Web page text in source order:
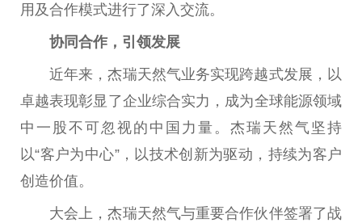
用及合作模式进行了深入交流。
协同合作，引领发展
近年来，杰瑞天然气业务实现跨越式发展，以
卓越表现彰显了企业综合实力，成为全球能源领域
中一股不可忽视的 中国 力量。杰瑞天然气坚持
以“客户为中心”，以技术创新为驱动，持续为客户
创造价值。
大会上，杰瑞天然气与重要合作伙伴签署了战